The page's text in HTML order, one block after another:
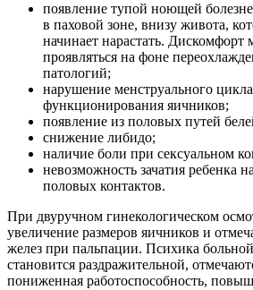
появление тупой ноющей
в паховой зоне, внизу живота,
начинает нарастать. Дискомфорт
проявляться на фоне
патологий;
нарушение менструального
функционирования яичников;
появление из половых путей
снижение либидо;
наличие боли при сексуальном
невозможность зачатия ребенка
половых контактов.
При двуручном гинекологическом
увеличение размеров яичников и
желез при пальпации. Психика больной
становится раздражительной,
пониженная работоспособность,